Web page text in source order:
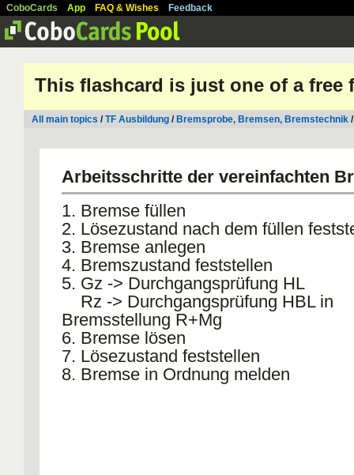
CoboCards App FAQ & Wishes Feedback
This flashcard is just one of a free
All main topics /TF Ausbildung / Bremsprobe, Bremsen, Bremstechnik
Arbeitsschritte der vereinfachten
1. Bremse füllen
2. Lösezustand nach dem füllen
3. Bremse anlegen
4. Bremszustand feststellen
5. Gz -> Durchgangsprüfung HL
Rz -> Durchgangsprüfung HBL in
Bremsstellung R+Mg
6. Bremse lösen
7. Lösezustand feststellen
8. Bremse in Ordnung melden